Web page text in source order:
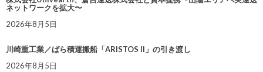
ネットワークを拡大〜
2026年8月5日
川崎重工業／ばら積運搬船「ARISTOS II」の引き渡し
2026年8月5日